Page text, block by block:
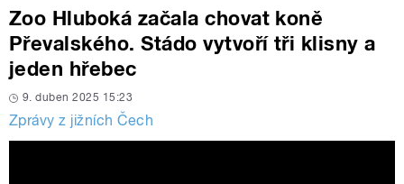
Zoo Hluboká začala chovat koně
Převalského. Stádo vytvoří tři klisny a
jeden hřebec
9. duben 2025 15:23
Zprávy z jižních Čech